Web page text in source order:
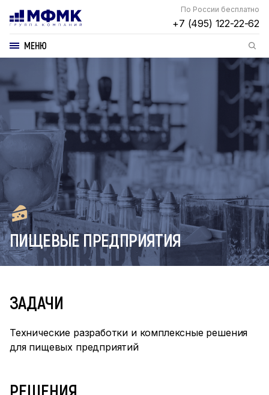
По России бесплатно
+7 (495) 122-22-62
МЕНЮ
ПИЩЕВЫЕ ПРЕДПРИЯТИЯ
ЗАДАЧИ
Технические разработки и комплексные решения
для пищевых предприятий
РЕШЕНИЯ